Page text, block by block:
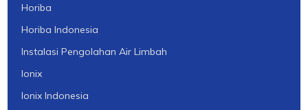
Horiba
Horiba Indonesia
Instalasi Pengolahan Air Limbah
Ionix
Ionix Indonesia